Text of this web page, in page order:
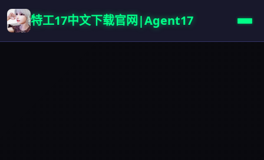
特工17中文下载官网|Agent17